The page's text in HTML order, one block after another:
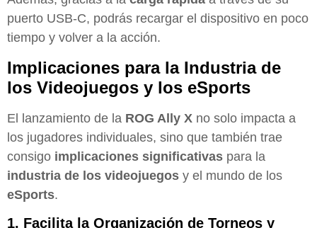
puerto USB-C, podrás recargar el dispositivo en poco
tiempo y volver a la acción.
Implicaciones para la Industria de
los Videojuegos y los eSports
El lanzamiento de la ROG Ally X no solo impacta a
los jugadores individuales, sino que también trae
consigo implicaciones significativas para la
industria de los videojuegos y el mundo de los
eSports.
1. Facilita la Organización de Torneos y